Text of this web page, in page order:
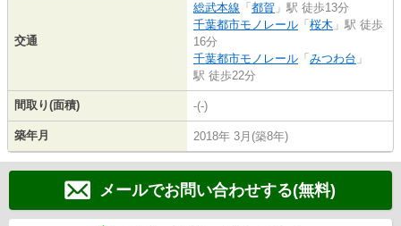
交通
総武本線 「 都賀 」駅 徒歩13分
千葉都市モノレール 「 桜木 」駅 徒歩
16分
千葉都市モノレール 「 みつわ台 」
駅 徒歩22分
間取り(面積) -(-)
築年月 2018年 3月(築8年)
メールでお問い合わせする(無料)